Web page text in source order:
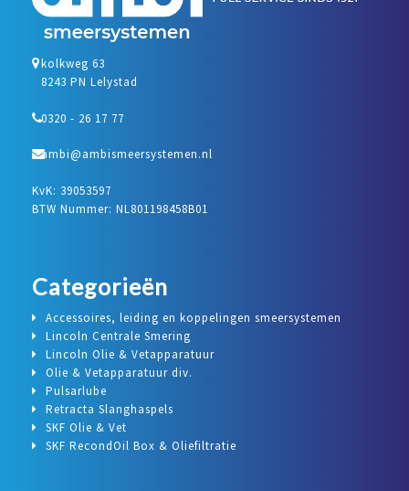
kolkweg 63
8243 PN Lelystad
0320 - 26 17 77
ambi@ambismeersystemen.nl
KvK: 39053597
BTW Nummer: NL801198458B01
Categorieën
Accessoires, leiding en koppelingen smeersystemen
Lincoln Centrale Smering
Lincoln Olie & Vetapparatuur
Olie & Vetapparatuur div.
Pulsarlube
Retracta Slanghaspels
SKF Olie & Vet
SKF RecondOil Box & Oliefiltratie